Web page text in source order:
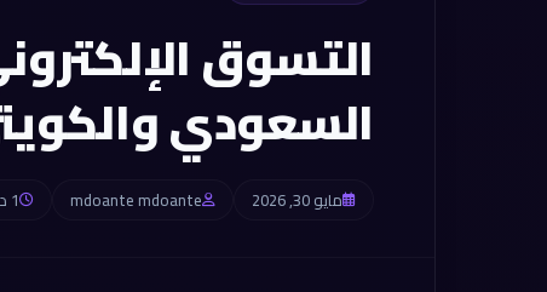
التسوق
السعودي
مايو 30, 2026 mdoante mdoante 1 دقائق للقراءة